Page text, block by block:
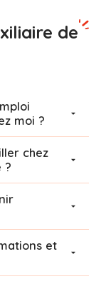
de
moi ?
chez
?
et